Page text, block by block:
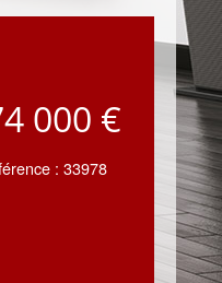
000 €
: 33978